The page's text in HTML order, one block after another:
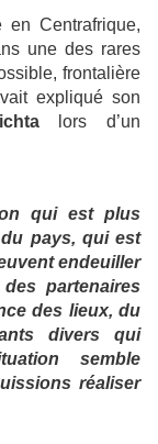
Centrafrique,
une des rares
frontalière
expliqué son
lors d’un
qui est plus
pays, qui est
endeuiller
partenaires
des lieux, du
divers qui
semble
réaliser